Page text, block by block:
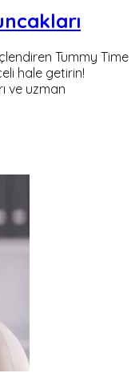
Tummy Time
hale getirin!
ve uzman